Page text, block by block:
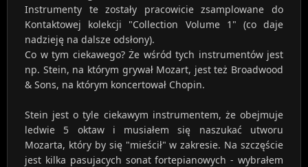
Instrumenty te zostały pracowicie zsamplowane do
Kontaktowej kolekcji "Collection Volume 1" (co daje
nadzieję na dalsze odsłony).
Co w tym ciekawego? Że wśród tych instrumentów jest
np. Stein, na którym grywał Mozart, jest też Broadwood
& Sons, na którym koncertował Chopin.
Stein jest o tyle ciekawym instrumentem, że obejmuje
ledwie 5 oktaw i musiałem się naszukać utworu
Mozarta, który by się "mieścił" w zakresie. Na szczęście
jest kilka pasujacych sonat fortepianowych - wybrałem